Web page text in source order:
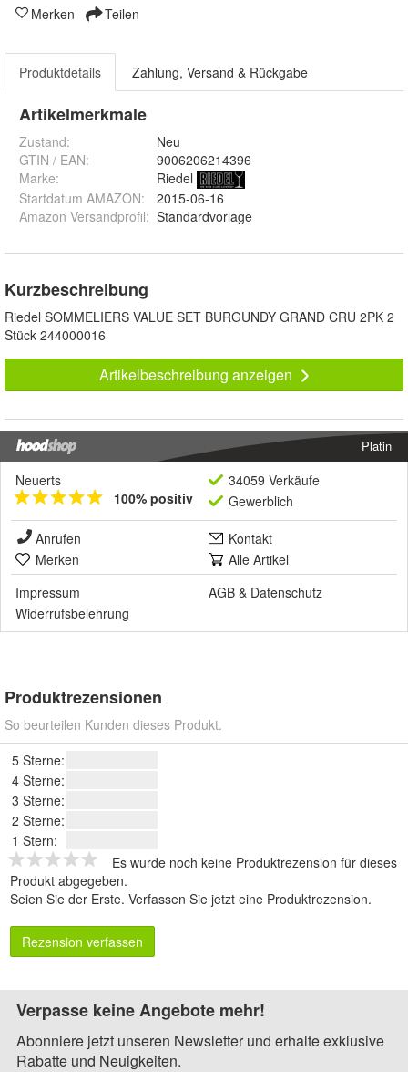
Merken Teilen
Produktdetails Zahlung, Versand & Rückgabe
Artikelmerkmale
Zustand:
Neu
GTIN / EAN:
9006206214396
Marke:
Riedel
Startdatum AMAZON:
2015-06-16
Amazon Versandprofil: Standardvorlage
Kurzbeschreibung
Riedel SOMMELIERS VALUE SET BURGUNDY GRAND CRU 2PK 2
Stück 244000016
Artikelbeschreibung anzeigen
Platin
Neuerts
100% positiv
34059 Verkäufe
Gewerblich
Anrufen
Kontakt
Merken
Alle Artikel
Impressum
AGB & Datenschutz
Widerrufsbelehrung
Produktrezensionen
So beurteilen Kunden dieses Produkt.
5 Sterne:
4 Sterne:
3 Sterne:
2 Sterne:
1 Stern:
Es wurde noch keine Produktrezension für dieses
Produkt abgegeben.
Seien Sie der Erste. Verfassen Sie jetzt eine Produktrezension.
Rezension verfassen
Verpasse keine Angebote mehr!
Abonniere jetzt unseren Newsletter und erhalte exklusive
Rabatte und Neuigkeiten.